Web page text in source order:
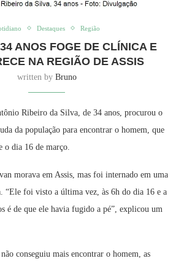
Destaques Região
ANOS FOGE DE CLÍNICA E
NA REGIÃO DE ASSIS
written by Bruno
Ribeiro da Silva, de 34 anos, procurou o
da população para encontrar o homem, que
o dia 16 de março.
morava em Assis, mas foi internado em uma
“Ele foi visto a última vez, às 6h do dia 16 e a
é de que ele havia fugido a pé”, explicou um
conseguiu mais encontrar o homem, as